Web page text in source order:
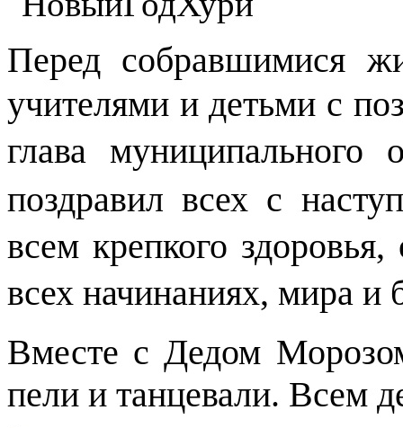
Перед собравшимися
учителями и детьми с
глава муниципального
поздравил всех с
всем крепкого
всех начинаниях, мира и
Вместе с Дедом
пели и танцевали. Всем